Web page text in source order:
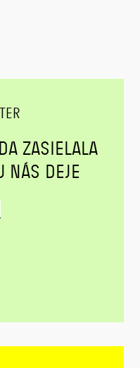
ZASIELALA
NÁS DEJE